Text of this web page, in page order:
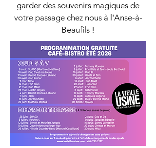
garder des souvenirs magiques de
votre passage chez nous à l'Anse-à-
Beaufils !